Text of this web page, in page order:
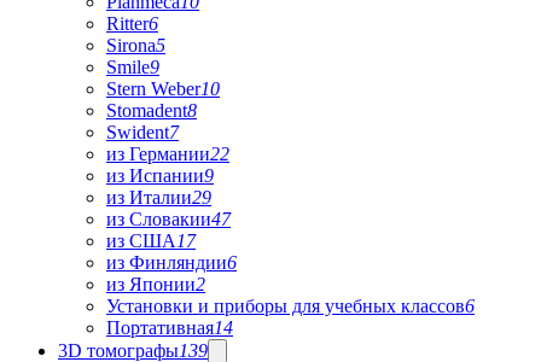
Ritter6
Sirona5
Smile9
Stern Weber10
Stomadent8
Swident7
из Германии22
из Испании9
из Италии29
из Словакии47
из США 17
из Финляндии6
из Японии2
Установки и приборы для учебных классов6
Портативная14
3D томографы139